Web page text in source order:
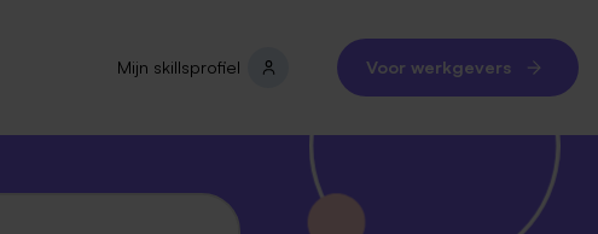
Mijn skillsprofiel Voor werkgevers